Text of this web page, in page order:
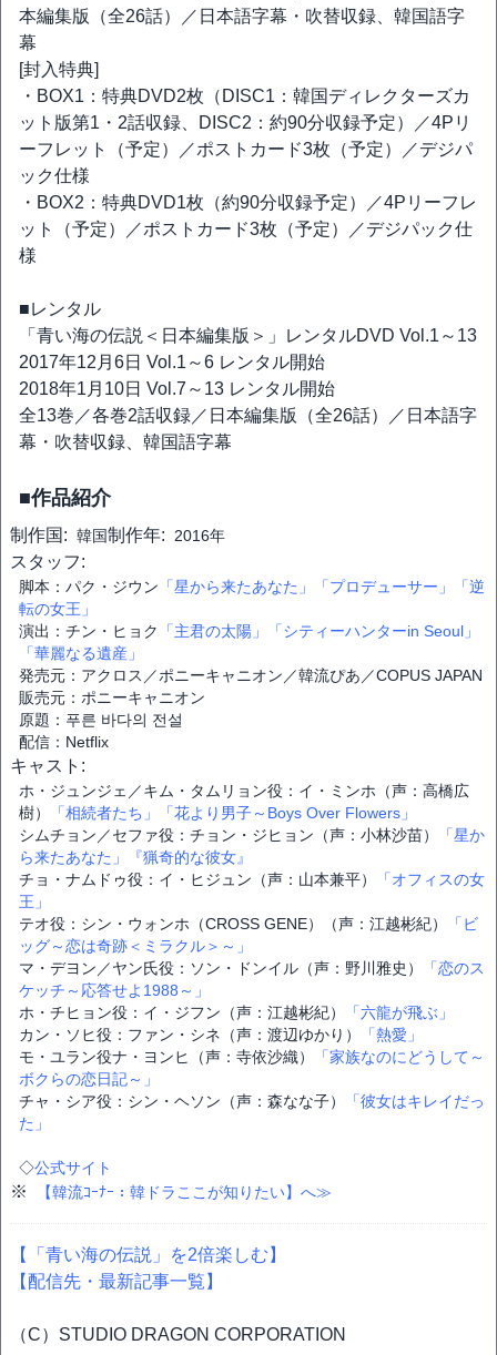
本編集版（全26話）／日本語字幕・吹替収録、韓国語字
幕
[封入特典]
・BOX1：特典DVD2枚（DISC1：韓国ディレクターズカ
ット版第1・2話収録、DISC2：約90分収録予定）／4Pリ
ーフレット（予定）／ポストカード3枚（予定）／デジパ
ック仕様
・BOX2：特典DVD1枚（約90分収録予定）／4Pリーフレ
ット（予定）／ポストカード3枚（予定）／デジパック仕
様
■レンタル
「青い海の伝説＜日本編集版＞」レンタルDVD Vol.1～13
2017年12月6日 Vol.1～6 レンタル開始
2018年1月10日 Vol.7～13 レンタル開始
全13巻／各巻2話収録／日本編集版（全26話）／日本語字
幕・吹替収録、韓国語字幕
■作品紹介
制作国: 韓国制作年: 2016年
スタッフ:
脚本：パク・ジウン 「星から来たあなた」 「プロデューサー」
「逆
転の女王」
演出：チン・ヒョク
「主君の太陽」
「シティーハンターin Seoul」
「華麗なる遺産」
発売元：アクロス／ポニーキャニオン／韓流ぴあ／COPUS JAPAN
販売元：ポニーキャニオン
原題：푸른 바다의 전설
配信：Netflix
キャスト:
ホ・ジュンジェ／キム・タムリョン役：イ・ミンホ（声：高橋広
樹）
「相続者たち」
「花より男子～Boys Over Flowers」
シムチョン／セファ役：チョン・ジヒョン（声：小林沙苗）
「星か
ら来たあなた」
『猟奇的な彼女』
チョ・ナムドゥ役：イ・ヒジュン（声：山本兼平）
「オフィスの女
王」
テオ役：シン・ウォンホ（CROSS GENE）（声：江越彬紀）
「ビ
ッグ～恋は奇跡＜ミラクル＞～」
マ・デヨン／ヤン氏役：ソン・ドンイル（声：野川雅史）
「恋のス
ケッチ～応答せよ1988～」
ホ・チヒョン役：イ・ジフン（声：江越彬紀）
「六龍が飛ぶ」
カン・ソヒ役：ファン・シネ（声：渡辺ゆかり）
「熱愛」
モ・ユラン役ナ・ヨンヒ（声：寺依沙織）
「家族なのにどうして～
ボクらの恋日記～」
チャ・シア役：シン・ヘソン（声：森なな子）
「彼女はキレイだっ
た」
◇公式サイト
※ 【韓流ｺｰﾅｰ：韓ドラここが知りたい】へ≫
【「青い海の伝説」を2倍楽しむ】
【配信先・最新記事一覧】
（C）STUDIO DRAGON CORPORATION